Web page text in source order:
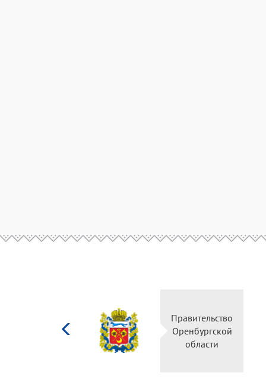
Министерство
культуры
Российской
федерации